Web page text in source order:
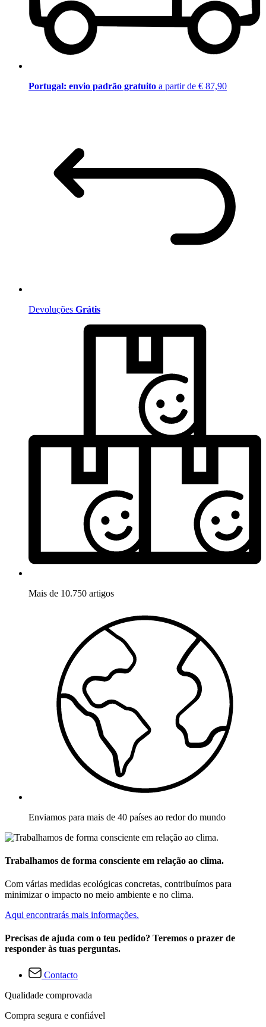
Portugal: envio padrão gratuito a partir de € 87,90
Devoluções Grátis
Mais de 10.750 artigos
Enviamos para mais de 40 países ao redor do mundo
Trabalhamos de forma consciente em relação ao clima.
Com várias medidas ecológicas concretas, contribuímos para
minimizar o impacto no meio ambiente e no clima.
Aqui encontrarás mais informações.
Precisas de ajuda com o teu pedido? Teremos o prazer de
responder às tuas perguntas.
Contacto
Qualidade comprovada
Compra segura e confiável